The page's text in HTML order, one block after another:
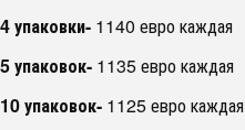
4 упаковки- 1140 евро каждая
5 упаковок- 1135 евро каждая
10 упаковок- 1125 евро каждая